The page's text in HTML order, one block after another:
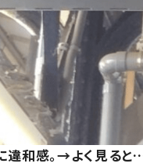
違和感。→よく見る